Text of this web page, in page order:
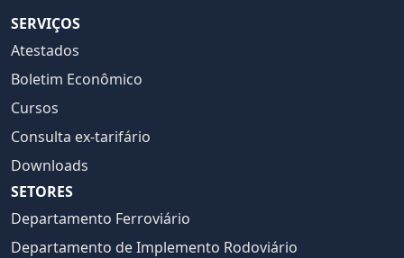
SERVIÇOS
Atestados
Boletim Econômico
Cursos
Consulta ex-tarifário
Downloads
SETORES
Departamento Ferroviário
Departamento de Implemento Rodoviário